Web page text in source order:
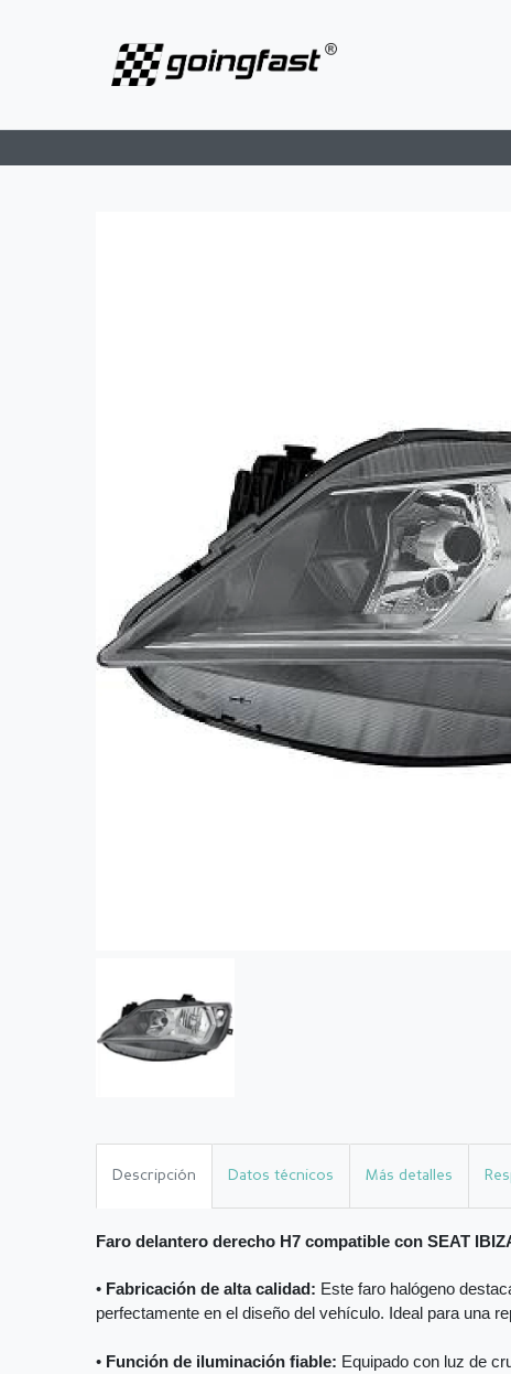
Descripción Datos técnicos Más detalles
Faro delantero derecho H7 compatible con SEAT
• Fabricación de alta calidad: Este faro halógeno
perfectamente en el diseño del vehículo. Ideal para una
• Función de iluminación fiable: Equipado con luz de